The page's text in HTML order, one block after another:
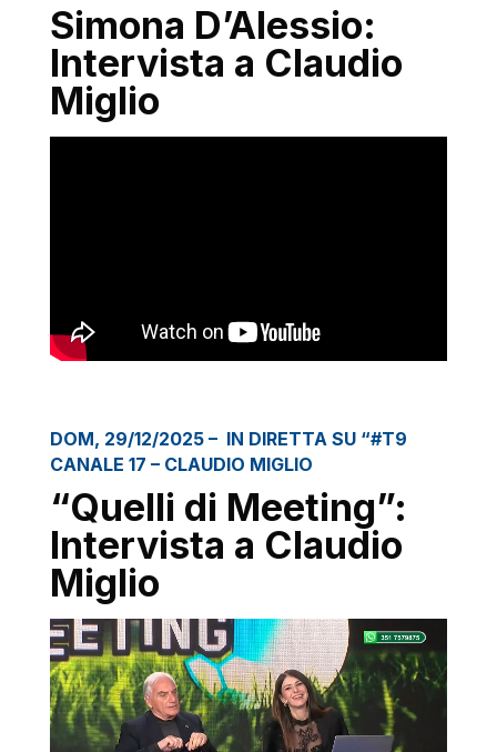
Simona D’Alessio:
Intervista a Claudio
Miglio
DOM, 29/12/2025 – IN DIRETTA SU “#T9
CANALE 17 – CLAUDIO MIGLIO
“Quelli di Meeting”:
Intervista a Claudio
Miglio